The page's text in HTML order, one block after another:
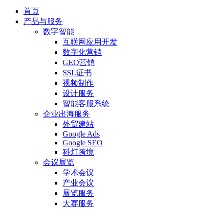
首页
产品与服务
数字智能
互联网应用开发
数字化营销
GEO营销
SSL证书
视频制作
设计服务
智能客服系统
企业出海服务
外贸建站
Google Ads
Google SEO
科灯跨境
会议展览
学术会议
产业会议
展览服务
大赛服务